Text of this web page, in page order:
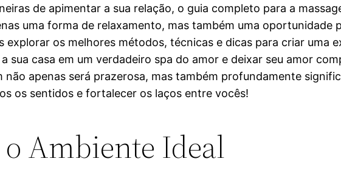
de apimentar a sua relação, o guia completo para a
uma forma de relaxamento, mas também uma oportunidade
explorar os melhores métodos, técnicas e dicas para criar uma
sua casa em um verdadeiro spa do amor e deixar seu amor
não apenas será prazerosa, mas também profundamente
os sentidos e fortalecer os laços entre vocês!
Ambiente Ideal